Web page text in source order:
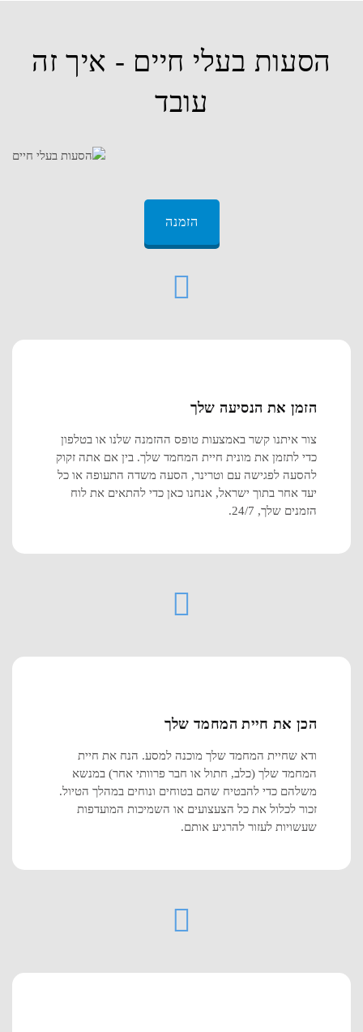
הסעות בעלי חיים - איך זה
עובד
הזמנה
הזמן את הנסיעה שלך
צור איתנו קשר באמצעות טופס ההזמנה שלנו או בטלפון
כדי לתזמן את מונית חיית המחמד שלך. בין אם אתה זקוק
להסעה לפגישה עם וטרינר, הסעה משדה התעופה או כל
יעד אחר בתוך ישראל, אנחנו כאן כדי להתאים את לוח
הזמנים שלך, 24/7.
הכן את חיית המחמד שלך
ודא שחיית המחמד שלך מוכנה למסע. הנח את חיית
המחמד שלך (כלב, חתול או חבר פרוותי אחר) במנשא
משלהם כדי להבטיח שהם בטוחים ונוחים במהלך הטיול.
זכור לכלול את כל הצעצועים או השמיכות המועדפות
שעשויות לעזור להרגיע אותם.